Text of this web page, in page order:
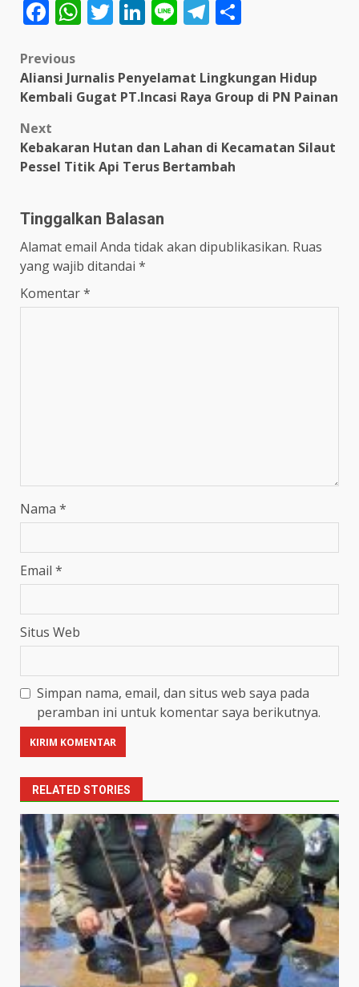
Facebook
WhatsApp
Twitter
LinkedIn
LineTelegram
Post
navigation
Previous
Aliansi Jurnalis Penyelamat Lingkungan Hidup
Kembali Gugat PT.Incasi Raya Group di PN Painan
Next
Kebakaran Hutan dan Lahan di Kecamatan Silaut
Pessel Titik Api Terus Bertambah
Tinggalkan Balasan
Alamat email Anda tidak akan dipublikasikan. Ruas
yang wajib ditandai *
Komentar*
Nama *
Email *
Situs Web
Simpan nama, email, dan situs web saya pada
peramban ini untuk komentar saya berikutnya.
RELATED STORIES